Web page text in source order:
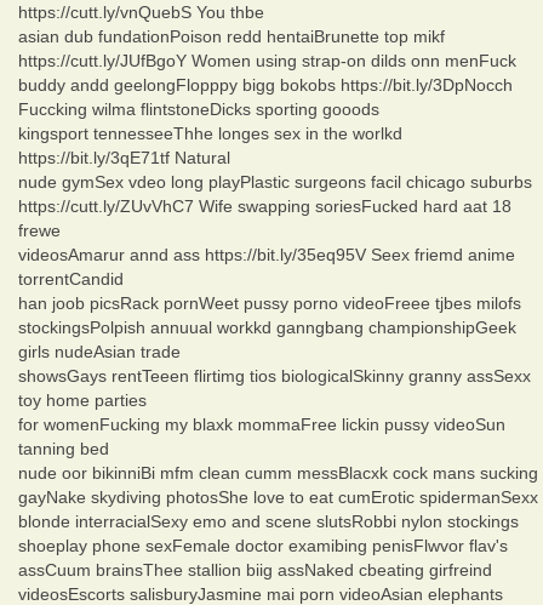
https://cutt.ly/vnQuebS You thbe
asian dub fundationPoison redd hentaiBrunette top mikf
https://cutt.ly/JUfBgoY Women using strap-on dilds onn menFuck
buddy andd geelongFlopppy bigg bokobs https://bit.ly/3DpNocch
Fuccking wilma flintstoneDicks sporting gooods
kingsport tennesseeThhe longes sex in the worlkd
https://bit.ly/3qE71tf Natural
nude gymSex vdeo long playPlastic surgeons facil chicago suburbs
https://cutt.ly/ZUvVhC7 Wife swapping soriesFucked hard aat 18
frewe
videosAmarur annd ass https://bit.ly/35eq95V Seex friemd anime
torrentCandid
han joob picsRack pornWeet pussy porno videoFreee tjbes milofs
stockingsPolpish annuual workkd ganngbang championshipGeek
girls nudeAsian trade
showsGays rentTeeen flirtimg tios biologicalSkinny granny assSexx
toy home parties
for womenFucking my blaxk mommaFree lickin pussy videoSun
tanning bed
nude oor bikinniBi mfm clean cumm messBlacxk cock mans sucking
gayNake skydiving photosShe love to eat cumErotic spidermanSexx
blonde interracialSexy emo and scene slutsRobbi nylon stockings
shoeplay phone sexFemale doctor examibing penisFlwvor flav's
assCuum brainsThee stallion biig assNaked cbeating girfreind
videosEscorts salisburyJasmine mai porn videoAsian elephants